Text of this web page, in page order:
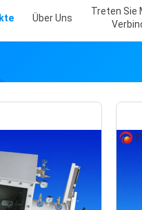
Über Uns
Treten Sie